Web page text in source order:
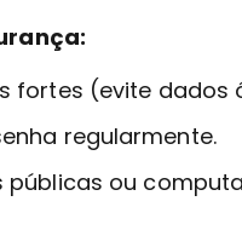
fortes (evite dados
regularmente.
públicas ou